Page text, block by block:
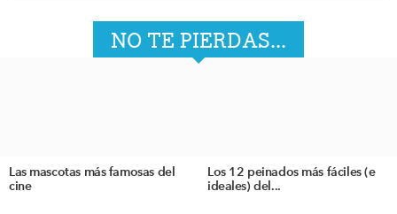
NO TE PIERDAS...
Las mascotas más famosas del
cine
Los 12 peinados más fáciles (e
ideales) del...